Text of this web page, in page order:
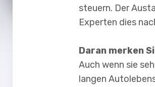
steuern. Der
Experten dies
Daran merken
Auch wenn sie
langen